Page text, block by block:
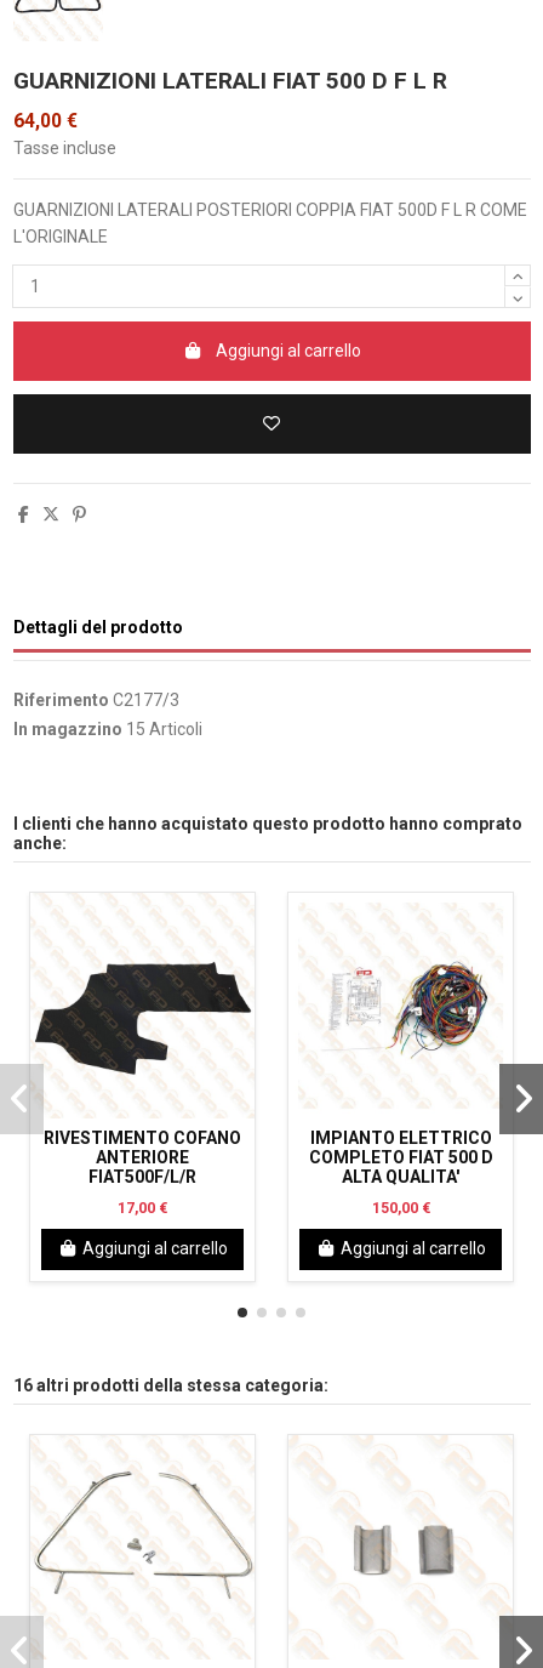
GUARNIZIONI LATERALI FIAT 500 D F L R
64,00 €
Tasse incluse
GUARNIZIONI LATERALI POSTERIORI COPPIA FIAT 500D F L R COME
L'ORIGINALE
Aggiungi al carrello
Dettagli del prodotto
Riferimento C2177/3
In magazzino 15 Articoli
I clienti che hanno acquistato questo prodotto hanno comprato
anche:
RIVESTIMENTO COFANO
ANTERIORE
FIAT500F/L/R
17,00 €
Aggiungi al carrello
IMPIANTO ELETTRICO
COMPLETO FIAT 500 D
ALTA QUALITA'
150,00 €
Aggiungi al carrello
16 altri prodotti della stessa categoria: